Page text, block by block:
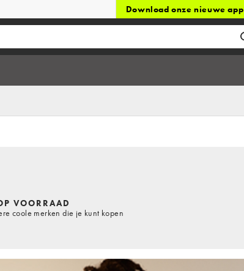
Download onze nieuwe app
VOORRAAD
coole merken die je kunt kopen